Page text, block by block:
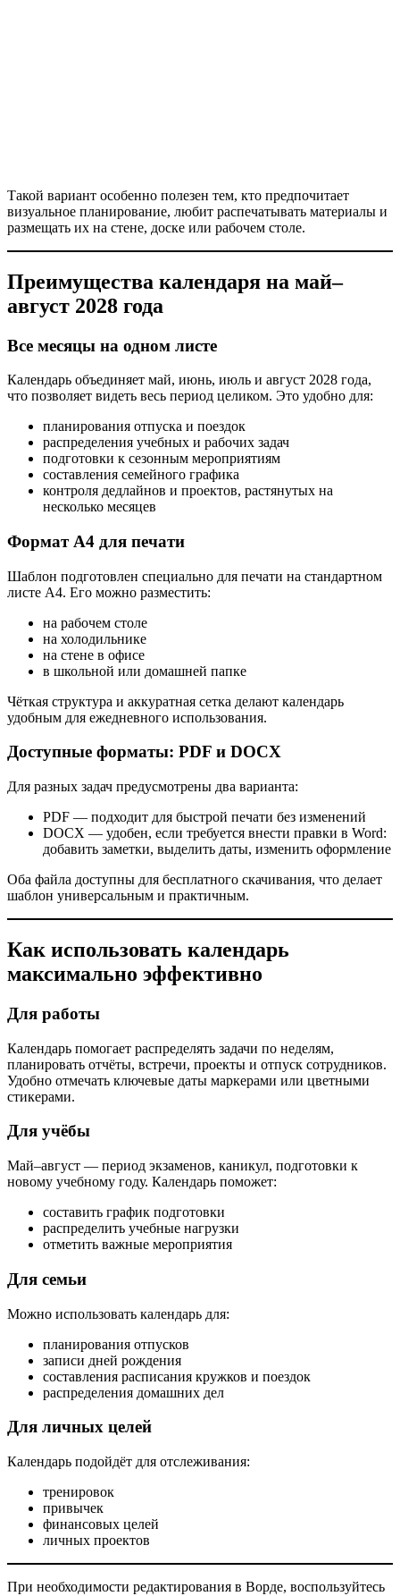
Такой вариант особенно полезен тем, кто предпочитает
визуальное планирование, любит распечатывать материалы и
размещать их на стене, доске или рабочем столе.
Преимущества календаря на май–
август 2028 года
Все месяцы на одном листе
Календарь объединяет май, июнь, июль и август 2028 года,
что позволяет видеть весь период целиком. Это удобно для:
планирования отпуска и поездок
распределения учебных и рабочих задач
подготовки к сезонным мероприятиям
составления семейного графика
контроля дедлайнов и проектов, растянутых на
несколько месяцев
Формат А4 для печати
Шаблон подготовлен специально для печати на стандартном
листе А4. Его можно разместить:
на рабочем столе
на холодильнике
на стене в офисе
в школьной или домашней папке
Чёткая структура и аккуратная сетка делают календарь
удобным для ежедневного использования.
Доступные форматы: PDF и DOCX
Для разных задач предусмотрены два варианта:
PDF — подходит для быстрой печати без изменений
DOCX — удобен, если требуется внести правки в Word:
добавить заметки, выделить даты, изменить оформление
Оба файла доступны для бесплатного скачивания, что делает
шаблон универсальным и практичным.
Как использовать календарь
максимально эффективно
Для работы
Календарь помогает распределять задачи по неделям,
планировать отчёты, встречи, проекты и отпуск сотрудников.
Удобно отмечать ключевые даты маркерами или цветными
стикерами.
Для учёбы
Май–август — период экзаменов, каникул, подготовки к
новому учебному году. Календарь поможет:
составить график подготовки
распределить учебные нагрузки
отметить важные мероприятия
Для семьи
Можно использовать календарь для:
планирования отпусков
записи дней рождения
составления расписания кружков и поездок
распределения домашних дел
Для личных целей
Календарь подойдёт для отслеживания:
тренировок
привычек
финансовых целей
личных проектов
При необходимости редактирования в Ворде, воспользуйтесь